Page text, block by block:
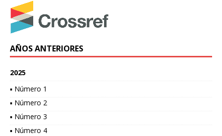
AÑOS ANTERIORES
2025
▪ Número 1
▪ Número 2
▪ Número 3
▪ Número 4